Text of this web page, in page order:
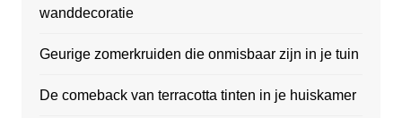
wanddecoratie
Geurige zomerkruiden die onmisbaar zijn in je tuin
De comeback van terracotta tinten in je huiskamer